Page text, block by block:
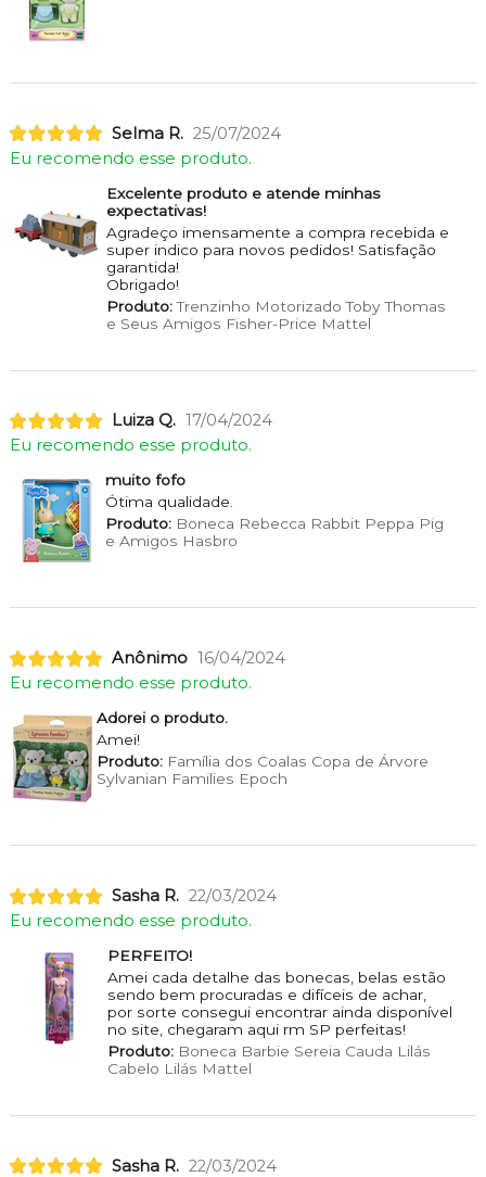
Selma R. 25/07/2024
Eu recomendo esse produto.
Excelente produto e atende minhas
expectativas!
Agradeço imensamente a compra recebida e
super indico para novos pedidos! Satisfação
garantida!
Obrigado!
Produto:Trenzinho Motorizado Toby Thomas
e Seus Amigos Fisher-Price Mattel
Luiza Q. 17/04/2024
Eu recomendo esse produto.
muito fofo
Ótima qualidade.
Produto:Boneca Rebecca Rabbit Peppa Pig
e Amigos Hasbro
Anônimo 16/04/2024
Eu recomendo esse produto.
Adorei o produto.
Amei!
Produto:Família dos Coalas Copa de Árvore
Sylvanian Families Epoch
Sasha R. 22/03/2024
Eu recomendo esse produto.
PERFEITO!
Amei cada detalhe das bonecas, belas estão
sendo bem procuradas e difíceis de achar,
por sorte consegui encontrar ainda disponível
no site, chegaram aqui rm SP perfeitas!
Produto:Boneca Barbie Sereia Cauda Lilás
Cabelo Lilás Mattel
Sasha R. 22/03/2024